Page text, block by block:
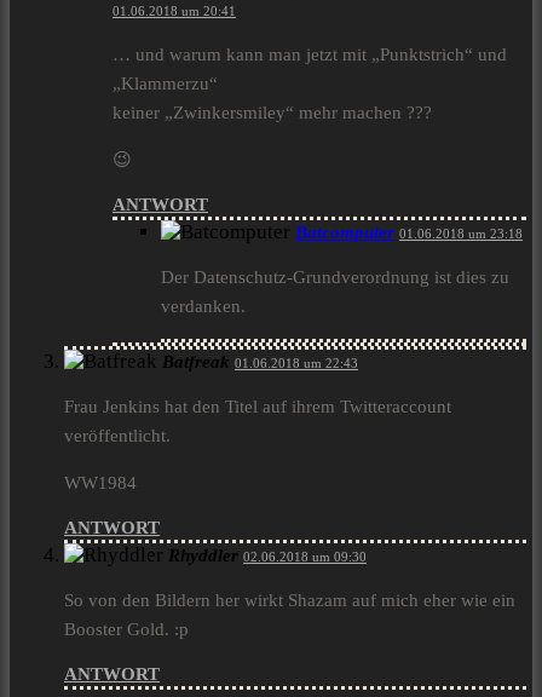
01.06.2018 um 20:41
… und warum kann man jetzt mit „Punktstrich“ und
„Klammerzu“
keiner „Zwinkersmiley“ mehr machen ???
😉
ANTWORT
Batcomputer 01.06.2018 um 23:18
Der Datenschutz-Grundverordnung ist dies zu
verdanken.
Batfreak 01.06.2018 um 22:43
Frau Jenkins hat den Titel auf ihrem Twitteraccount
veröffentlicht.
WW1984
ANTWORT
Rhyddler 02.06.2018 um 09:30
So von den Bildern her wirkt Shazam auf mich eher wie ein
Booster Gold. :p
ANTWORT